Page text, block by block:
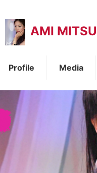
AMI
Profile Media